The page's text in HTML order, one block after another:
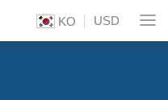
KO USD